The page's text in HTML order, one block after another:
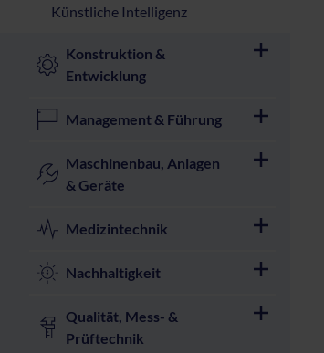
Künstliche Intelligenz
Konstruktion &
Entwicklung
Management & Führung
Maschinenbau, Anlagen
& Geräte
Medizintechnik
Nachhaltigkeit
Qualität, Mess- &
Prüftechnik